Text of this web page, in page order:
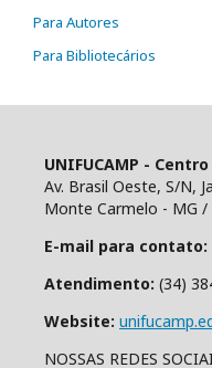
Para Autores
Para Bibliotecários
UNIFUCAMP -
Av. Brasil Oeste, S/N,
Monte Carmelo - MG /
E-mail para contato:
Atendimento: (34)
Website:
NOSSAS REDES